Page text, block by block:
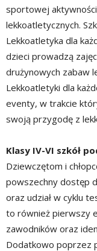
sportowej
lekkoatletycznych.
Lekkoatletyka dla
dzieci prowadzą
drużynowych zabaw
Lekkoatletyki dla
eventy, w trakcie
swoją przygodę z
Klasy IV-VI szkół
Dziewczętom i
powszechny dostęp
oraz udział w cyklu
to również pierwszy
zawodników oraz
Dodatkowo poprzez